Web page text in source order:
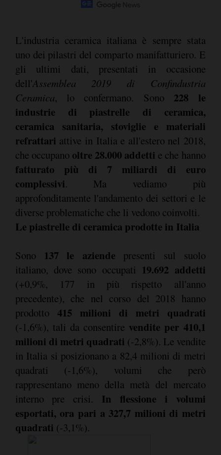
L'industria ceramica italiana è sempre stata
uno dei pilastri del comparto manifatturiero. E
gli ultimi dati, presentati in occasione
dell'Assemblea 2019 di Confindustria
Ceramica, lo confermano. Sono 228 le
industrie di piastrelle di ceramica,
ceramica sanitaria, stoviglie e materiali
refrattari attive in Italia e all'estero nel 2018,
che occupano oltre 28.000 addetti e che hanno
fatturato più di 7 miliardi di euro
complessivi. Ma vediamo più
approfonditamente l'andamento dei settori e le
diverse problematiche che li vedono coinvolti.
Le piastrelle di ceramica prodotte in Italia
Sono 137 le aziende presenti sul suolo
italiano, dove sono occupati 19.692 addetti
(+0,9%, 177 in più rispetto all'anno
precedente), che nel corso del 2018 hanno
prodotto 415 milioni di metri quadrati
(-1,6%), tali da consentire vendite per 410,1
milioni di metri quadrati (-2,8%). Le vendite
in Italia si posizionano a 82,4 milioni di metri
quadrati (-1,6%), volumi che però
rappresentano meno della metà del mercato
interno pre crisi. In flessione i volumi
esportati, ora pari a 327,7 milioni di metri
quadrati (-3,1%).